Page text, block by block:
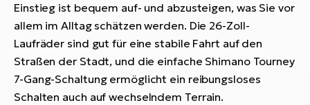
Einstieg ist bequem auf- und abzusteigen, was Sie vor
allem im Alltag schätzen werden. Die 26-Zoll-
Laufräder sind gut für eine stabile Fahrt auf den
Straßen der Stadt, und die einfache Shimano Tourney
7-Gang-Schaltung ermöglicht ein reibungsloses
Schalten auch auf wechselndem Terrain.